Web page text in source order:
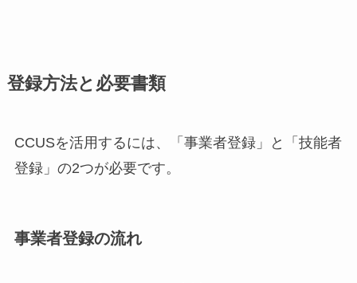
登録方法と必要書類
CCUSを活用するには、「事業者登録」と「技能者
登録」の2つが必要です。
事業者登録の流れ